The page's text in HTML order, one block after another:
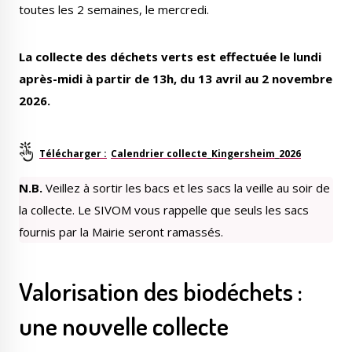
toutes les 2 semaines, le mercredi.
La collecte des déchets verts est effectuée le lundi
après-midi à partir de 13h, du 13 avril au 2 novembre
2026.
Calendrier collecte_Kingersheim_2026
N.B. Veillez à sortir les bacs et les sacs la veille au soir de
la collecte. Le SIVOM vous rappelle que seuls les sacs
fournis par la Mairie seront ramassés.
Valorisation des biodéchets :
une nouvelle collecte